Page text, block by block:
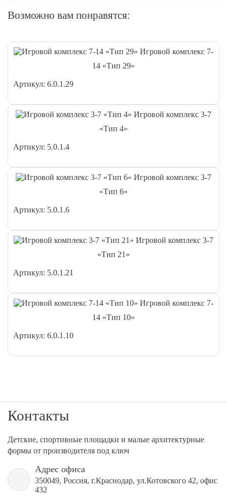
Возможно вам понравятся:
Игровой комплекс 7-
14 «Тип 29»
Артикул: 6.0.1.29
Игровой комплекс 3-7
«Тип 4»
Артикул: 5.0.1.4
Игровой комплекс 3-7
«Тип 6»
Артикул: 5.0.1.6
Игровой комплекс 3-7
«Тип 21»
Артикул: 5.0.1.21
Игровой комплекс 7-
14 «Тип 10»
Артикул: 6.0.1.10
Контакты
Детские, спортивные площадки и малые архитектурные
формы от производителя под ключ
Адрес офиса
350049, Россия, г.Краснодар, ул.Котовского 42, офис
432